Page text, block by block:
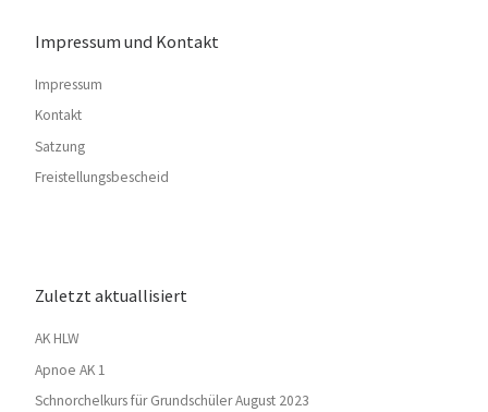
Impressum und Kontakt
Impressum
Kontakt
Satzung
Freistellungsbescheid
Zuletzt aktuallisiert
AK HLW
Apnoe AK 1
Schnorchelkurs für Grundschüler August 2023